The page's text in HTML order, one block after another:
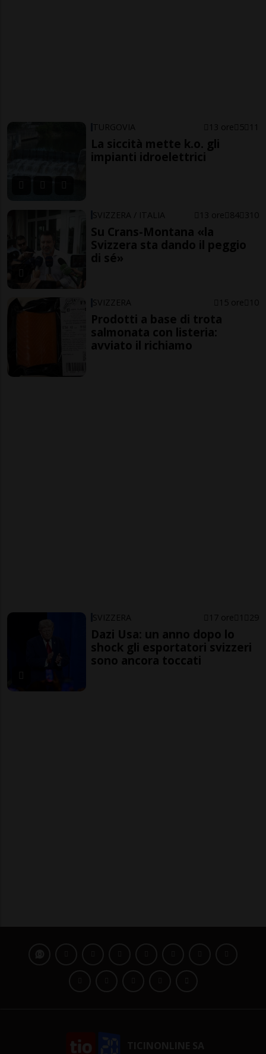
TURGOVIA 13 ore 5 11
La siccità mette k.o. gli
impianti idroelettrici
SVIZZERA / ITALIA 13 ore 84 310
Su Crans-Montana «la
Svizzera sta dando il peggio
di sé»
SVIZZERA 15 ore 10
Prodotti a base di trota
salmonata con listeria:
avviato il richiamo
SVIZZERA 17 ore 1 29
Dazi Usa: un anno dopo lo
shock gli esportatori svizzeri
sono ancora toccati